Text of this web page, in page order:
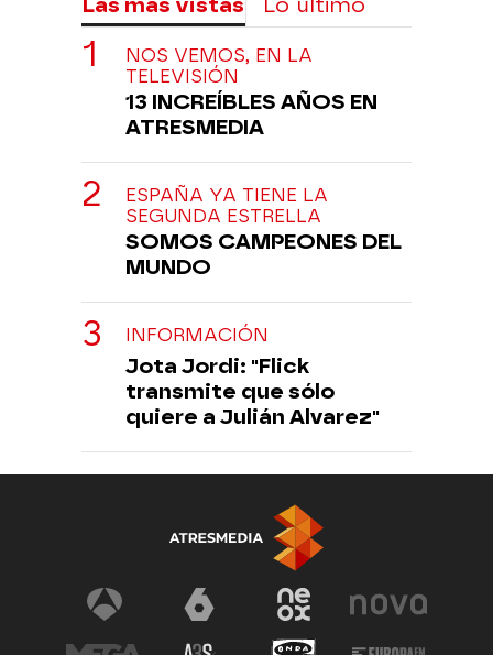
NOS VEMOS, EN LA
TELEVISIÓN
13 INCREÍBLES AÑOS EN
ATRESMEDIA
ESPAÑA YA TIENE LA
SEGUNDA ESTRELLA
SOMOS CAMPEONES DEL
MUNDO
INFORMACIÓN
Jota Jordi: "Flick
transmite que sólo
quiere a Julián Alvarez"